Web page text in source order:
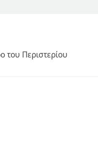
του Περιστερίου